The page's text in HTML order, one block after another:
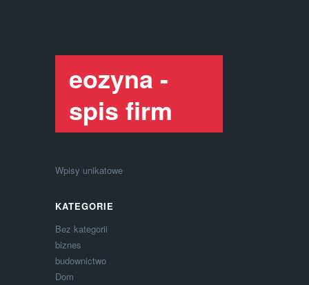
eozyna -
spis firm
Wpisy unikatowe
KATEGORIE
Bez kategorii
biznes
budownictwo
Dom